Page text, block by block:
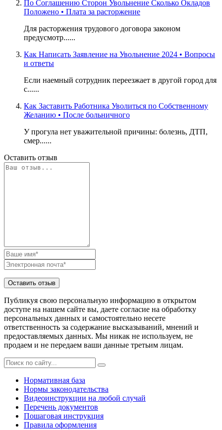
По Соглашению Сторон Увольнение Сколько Окладов
Положено • Плата за расторжение
Для расторжения трудового договора законом
предусмотр......
Как Написать Заявление на Увольнение 2024 • Вопросы
и ответы
Если наемный сотрудник переезжает в другой город для
с......
Как Заставить Работника Уволиться по Собственному
Желанию • После больничного
У прогула нет уважительной причины: болезнь, ДТП,
смер......
Оставить отзыв
Публикуя свою персональную информацию в открытом
доступе на нашем сайте вы, даете согласие на обработку
персональных данных и самостоятельно несете
ответственность за содержание высказываний, мнений и
предоставляемых данных. Мы никак не используем, не
продаем и не передаем ваши данные третьим лицам.
Нормативная база
Нормы законодательства
Видеоинструкции на любой случай
Перечень документов
Пошаговая инструкция
Правила оформления